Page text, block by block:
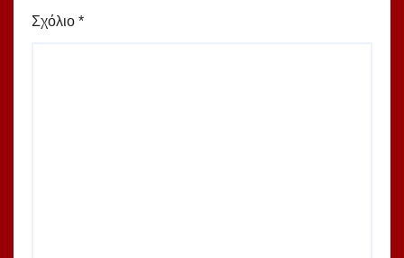
Σχόλιο *